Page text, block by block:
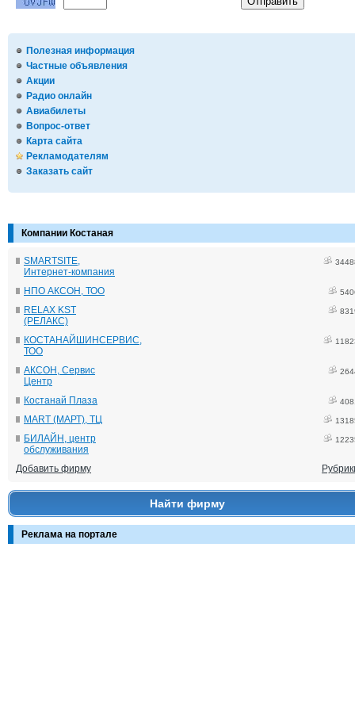
Полезная информация
Частные объявления
Акции
Радио онлайн
Авиабилеты
Вопрос-ответ
Карта сайта
Рекламодателям
Заказать сайт
Компании Костаная
SMARTSITE,
Интернет-компания
НПО АКСОН, ТОО
RELAX KST
(РЕЛАКС)
КОСТАНАЙШИНСЕРВИС,
ТОО
АКСОН, Сервис
Центр
Костанай Плаза
MART (МАРТ), ТЦ
БИЛАЙН, центр
обслуживания
Добавить фирму
Найти фирму
Реклама на портале